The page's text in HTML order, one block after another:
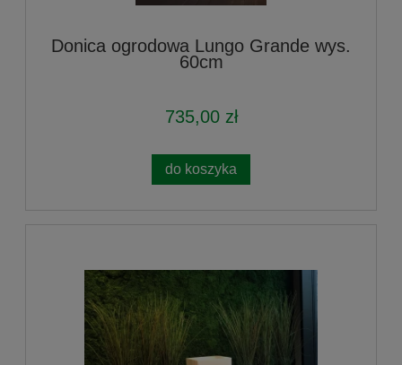
Donica ogrodowa Lungo Grande wys.
60cm
735,00 zł
do koszyka